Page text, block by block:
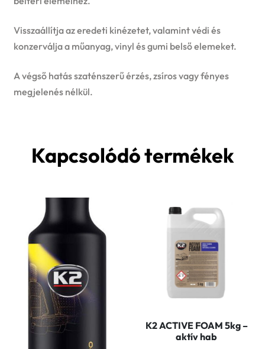
Visszaállítja az eredeti kinézetet, valamint védi és
konzerválja a műanyag, vinyl és gumi belső elemeket.
A végső hatás szaténszerű érzés, zsíros vagy fényes
megjelenés nélkül.
Kapcsolódó termékek
K2 ACTIVE FOAM 5kg –
aktív hab